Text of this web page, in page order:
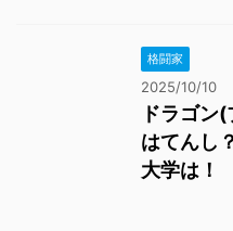
格闘家
2025/10/10
ドラゴン
はてんし
大学は！